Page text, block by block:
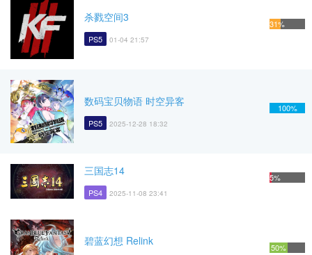
杀戮空间3
PS5 01-04 21:57
31%
数码宝贝物语 时空异客
PS5 2025-12-28 18:32
100%
三国志14
PS4 2025-11-08 23:41
5%
碧蓝幻想 Relink 50%